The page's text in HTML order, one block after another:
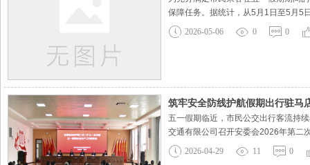
保障任务。据统计，从5月1日至5月5
统，实时且密切地监测分析客流变化
发车间隔，有效缩短了乘客的等待时间
2026-05-06 0 0
筑牢安全防线护航假期出行驻马
五一假期临近，市民公交出行客流持
交通有限公司召开安委会2026年第二
假期及第二季度安全重点工作。公司
交通安全警示教育片，以真实事故
2026-04-29 11 0